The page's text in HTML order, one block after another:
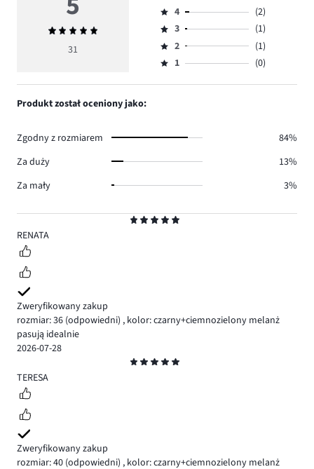
5
RENATA
Zweryfikowany zakup
rozmiar: 36 (odpowiedni) , kolor: czarny+ciemnozielony melanż
pasują idealnie
2026-07-28
5
TERESA
Zweryfikowany zakup
rozmiar: 40 (odpowiedni) , kolor: czarny+ciemnozielony melanż
Średnia
ocena
31
5,
ilość
głosów
27.
Ocena
4,
ilość
głosów
4
(2)
Ocena
3,
ilość
3
(1)
Ocena
2,
2
(1)
Ocena
1,
1 (0)
Produkt został oceniony jako:
Zgodny z rozmiarem
84%
Za duży
13%
Za mały
3%